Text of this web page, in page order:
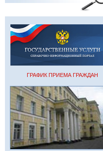
ГРАФИК ПРИЕМА ГРАЖДАН